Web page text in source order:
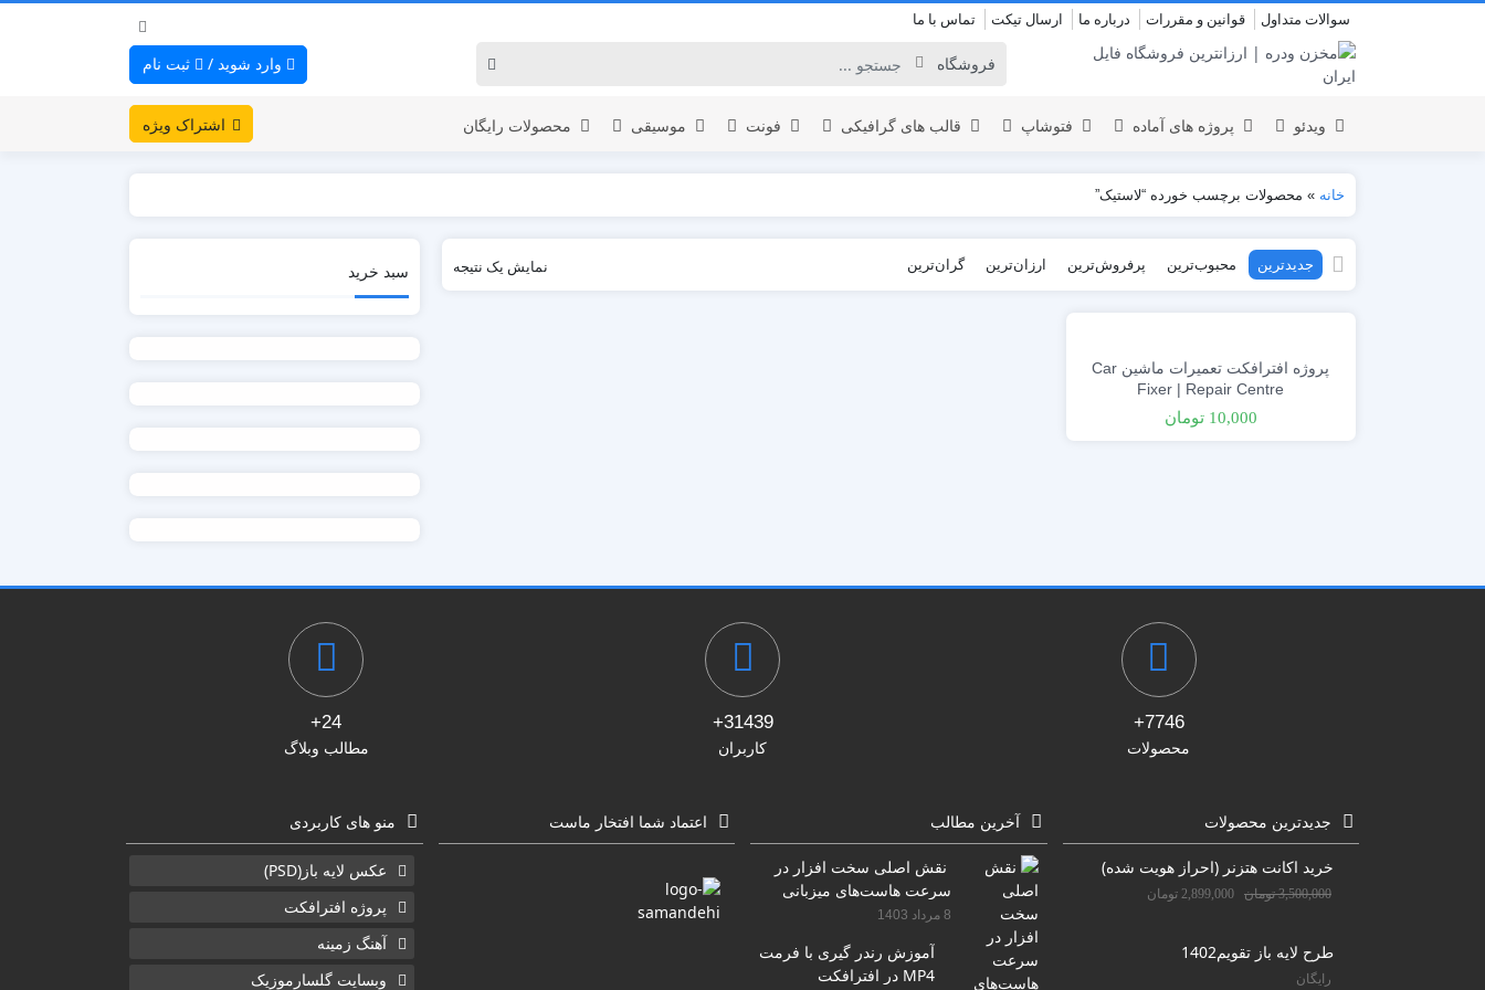
سوالات متداول قوانین و مقررات درباره ما ارسال تیکت تماس با ما
وارد شوید / ثبت نام
ویدئو پروژه های آماده
نمایش لوگو
عروسی
اسلایدشو
افتتاحیه
انیمیشن تایپوگرافی
اینفوگرافیک
المنت
نمایش لوگو
افتتاحیه
برودکست
اینفوگرافیک
فتوشاپ قالب های گرافیکی فونت موسیقی محصولات رایگان اشتراک ویژه
خانه » محصولات برچسب خورده “لاستیک”
جدیدترین محبوب‌ترین پرفروش‌ترین ارزان‌ترین گران‌ترین نمایش یک نتیجه
پروژه افترافکت تعمیرات ماشین Car
Fixer | Repair Centre
10,000 تومان
سبد خرید
7746+
محصولات
31439+
کاربران
24+
مطالب وبلاگ
جدیدترین محصولات
خرید اکانت هتزنر (احراز هویت شده)
3,500,000 تومان 2,899,000 تومان
طرح لایه باز تقویم1402
رایگان
آخرین مطالب
نقش اصلی سخت افزار در
سرعت هاست‌های میزبانی
سایت
8 مرداد 1403
آموزش رندر گیری با فرمت
MP4 در افترافکت
اعتماد شما افتخار ماست منو های کاربردی
عکس لایه باز(PSD)
پروژه افترافکت
آهنگ زمینه
وبسایت گلسارموزیک